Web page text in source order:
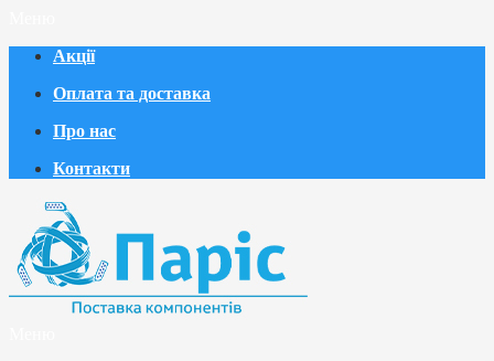
Акції
Оплата та доставка
Про нас
Контакти